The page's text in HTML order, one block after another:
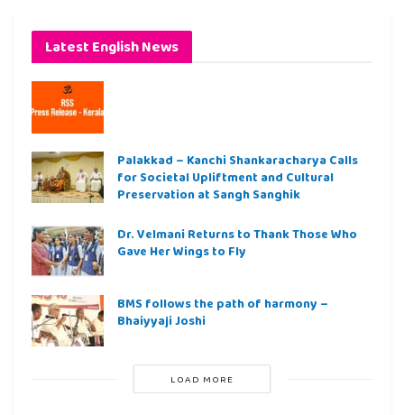
Latest English News
Palakkad – Kanchi Shankaracharya Calls
for Societal Upliftment and Cultural
Preservation at Sangh Sanghik
Dr. Velmani Returns to Thank Those Who
Gave Her Wings to Fly
BMS follows the path of harmony –
Bhaiyyaji Joshi
LOAD MORE